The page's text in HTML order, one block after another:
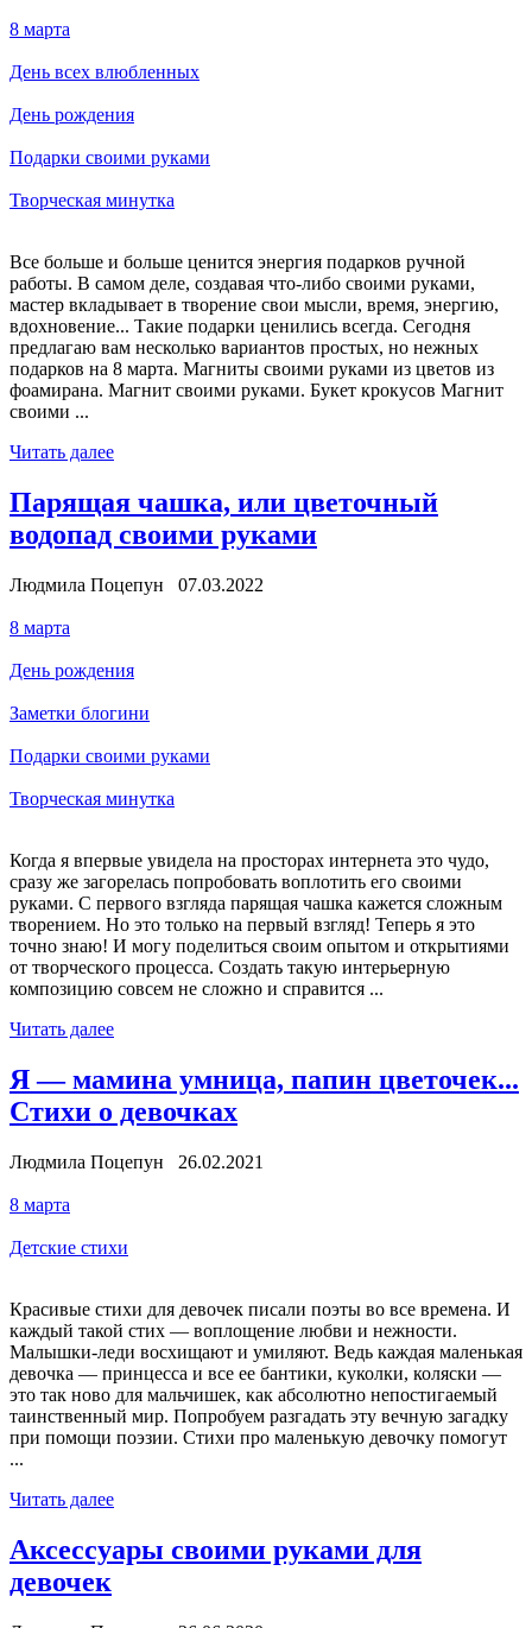
8 марта
День всех влюбленных
День рождения
Подарки своими руками
Творческая минутка
Все больше и больше ценится энергия подарков ручной
работы. В самом деле, создавая что-либо своими руками,
мастер вкладывает в творение свои мысли, время, энергию,
вдохновение... Такие подарки ценились всегда. Сегодня
предлагаю вам несколько вариантов простых, но нежных
подарков на 8 марта. Магниты своими руками из цветов из
фоамирана. Магнит своими руками. Букет крокусов Магнит
своими ...
Читать далее
Парящая чашка, или цветочный
водопад своими руками
Людмила Поцепун 07.03.2022
8 марта
День рождения
Заметки блогини
Подарки своими руками
Творческая минутка
Когда я впервые увидела на просторах интернета это чудо,
сразу же загорелась попробовать воплотить его своими
руками. С первого взгляда парящая чашка кажется сложным
творением. Но это только на первый взгляд! Теперь я это
точно знаю! И могу поделиться своим опытом и открытиями
от творческого процесса. Создать такую интерьерную
композицию совсем не сложно и справится ...
Читать далее
Я — мамина умница, папин цветочек...
Стихи о девочках
Людмила Поцепун 26.02.2021
8 марта
Детские стихи
Красивые стихи для девочек писали поэты во все времена. И
каждый такой стих — воплощение любви и нежности.
Малышки-леди восхищают и умиляют. Ведь каждая маленькая
девочка — принцесса и все ее бантики, куколки, коляски —
это так ново для мальчишек, как абсолютно непостигаемый
таинственный мир. Попробуем разгадать эту вечную загадку
при помощи поэзии. Стихи про маленькую девочку помогут
...
Читать далее
Аксессуары своими руками для
девочек